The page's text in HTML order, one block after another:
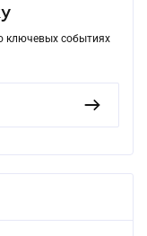
ключевых событиях